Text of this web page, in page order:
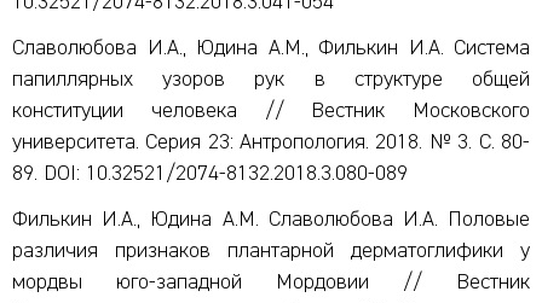
Славолюбова И.А., Юдина А.М., Филькин И.А. Система
папиллярных узоров рук в структуре общей
конституции человека // Вестник Московского
университета. Серия 23: Антропология. 2018. № 3. С. 80-
89. DOI: 10.32521/2074-8132.2018.3.080-089
Филькин И.А., Юдина А.М. Славолюбова И.А. Половые
различия признаков плантарной дерматоглифики у
мордвы юго-западной Мордовии // Вестник